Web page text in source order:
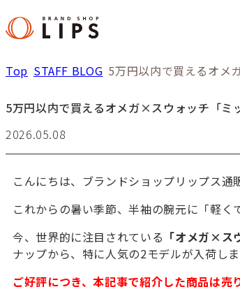
Top STAFF BLOG 5万円以内で買えるオメ
5万円以内で買えるオメガ×スウォッチ「ミ
2026.05.08
こんにちは、ブランドショップリップス通
これからの暑い季節、半袖の腕元に「軽く
今、世界的に注目されている 「オメガ×ス
ナップから、特に人気の2モデルが入荷しま
ご好評につき、本記事で紹介した商品は売